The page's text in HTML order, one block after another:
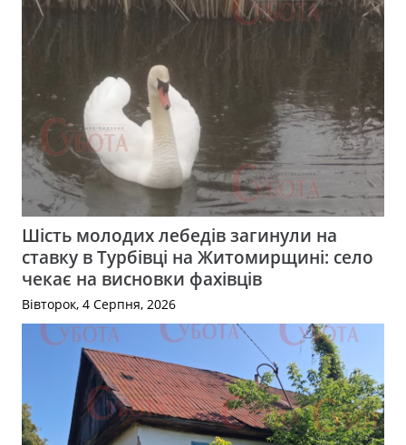
Шість молодих лебедів загинули на
ставку в Турбівці на Житомирщині: село
чекає на висновки фахівців
Вівторок, 4 Серпня, 2026